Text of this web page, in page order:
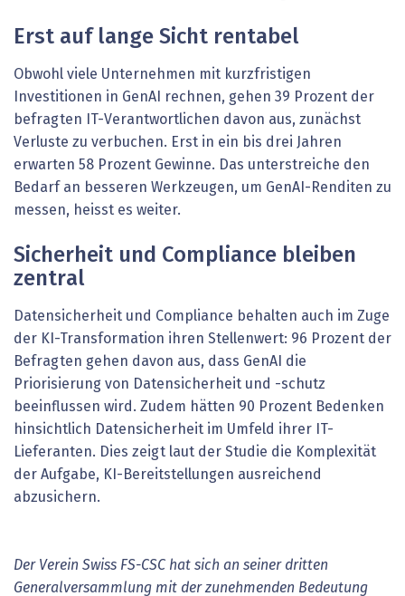
Erst auf lange Sicht rentabel
Obwohl viele Unternehmen mit kurzfristigen
Investitionen in GenAI rechnen, gehen 39 Prozent der
befragten IT-Verantwortlichen davon aus, zunächst
Verluste zu verbuchen. Erst in ein bis drei Jahren
erwarten 58 Prozent Gewinne. Das unterstreiche den
Bedarf an besseren Werkzeugen, um GenAI-Renditen zu
messen, heisst es weiter.
Sicherheit und Compliance bleiben
zentral
Datensicherheit und Compliance behalten auch im Zuge
der KI-Transformation ihren Stellenwert: 96 Prozent der
Befragten gehen davon aus, dass GenAI die
Priorisierung von Datensicherheit und -schutz
beeinflussen wird. Zudem hätten 90 Prozent Bedenken
hinsichtlich Datensicherheit im Umfeld ihrer IT-
Lieferanten. Dies zeigt laut der Studie die Komplexität
der Aufgabe, KI-Bereitstellungen ausreichend
abzusichern.
Der Verein Swiss FS-CSC hat sich an seiner dritten
Generalversammlung mit der zunehmenden Bedeutung